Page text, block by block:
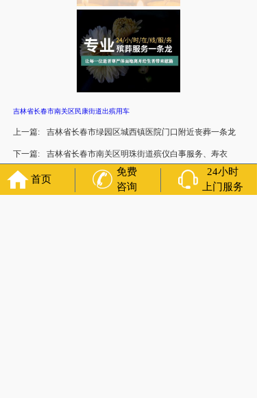
吉林省长春市南关区民康街道出殡用车
上一篇: 吉林省长春市绿园区城西镇医院门口附近丧葬一条龙
下一篇: 吉林省长春市南关区明珠街道殡仪白事服务、寿衣
首页
免费
咨询
24小时
上门服务